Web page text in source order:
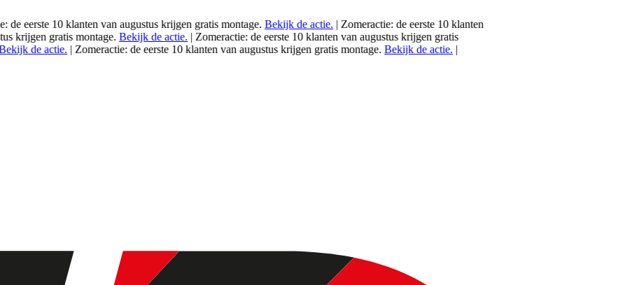
eerste 10 klanten vanaugustuskrijgen gratis montage.Bekijk de actie. | Zomeractie: de eerste 10 klanten
gratis montage.Bekijk de actie. | Zomeractie: de eerste 10 klanten vanaugustuskrijgen gratis
de actie. | Zomeractie: de eerste 10 klanten vanaugustuskrijgen gratis montage.Bekijk de actie. |